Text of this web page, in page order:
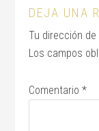
DEJA UNA
Tu dirección
Los campos
Comentario*